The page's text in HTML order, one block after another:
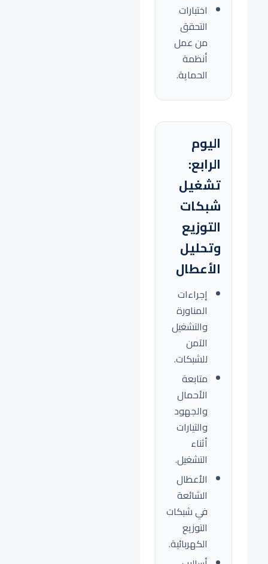
اختبارات
التحقق
من عمل
أنظمة
الحماية.
اليوم
الرابع:
تشغيل
شبكات
التوزيع
وتحليل
الأعطال
إجراءات
المناورة
والتشغيل
الآمن
للشبكات.
متابعة
الأحمال
والجهود
والتيارات
أثناء
التشغيل.
الأعطال
الشائعة
في شبكات
التوزيع
الكهربائية.